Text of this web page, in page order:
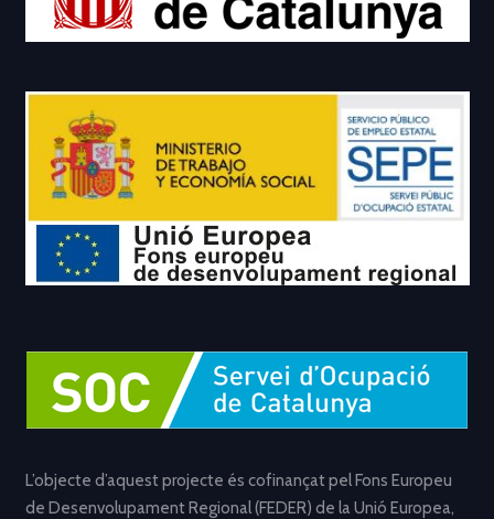
L’objecte d’aquest projecte és cofinançat pel Fons Europeu
de Desenvolupament Regional (FEDER) de la Unió Europea,